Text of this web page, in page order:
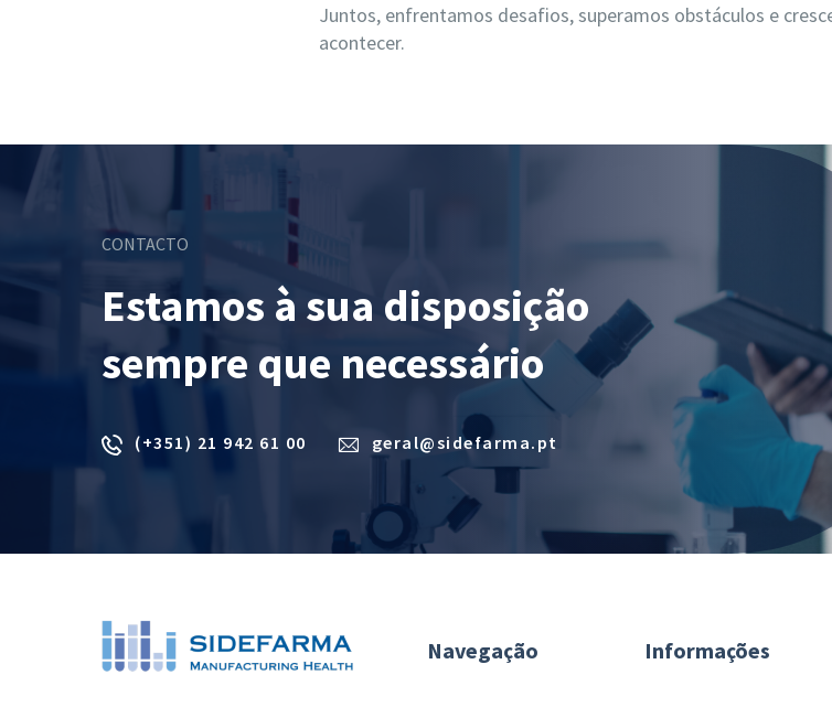
Juntos, enfrentamos desafios, superamos obstáculos e
acontecer.
CONTACTO
Estamos à sua disposição
sempre que necessário
(+351) 21 942 61 00 geral@sidefarma.pt
Navegação Informações